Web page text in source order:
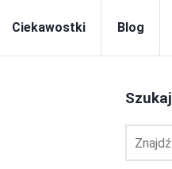
Ciekawostki Blog
Szukaj